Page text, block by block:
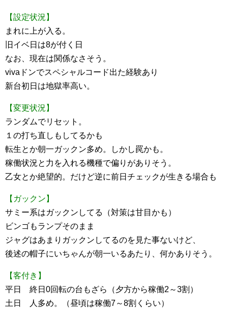
【設定状況】
まれに上が入る。
旧イベ日は8が付く日
なお、現在は関係なさそう。
vivaドンでスペシャルコード出た経験あり
新台初日は地獄率高い。
【変更状況】
ランダムでリセット。
１の打ち直しもしてるかも
転生とか朝一ガックン多め。しかし罠かも。
稼働状況と力を入れる機種で偏りがありそう。
乙女とか絶望的。だけど逆に前日チェックが生きる場合も
【ガックン】
サミー系はガックンしてる（対策は甘目かも）
ビンゴもランプそのまま
ジャグはあまりガックンしてるのを見た事ないけど、
後述の帽子にいちゃんが朝一いるあたり、何かありそう。
【客付き】
平日 終日0回転の台もざら（夕方から稼働2～3割）
土日 人多め。（昼頃は稼働7～8割くらい）